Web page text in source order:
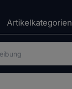
Artikelkategorien